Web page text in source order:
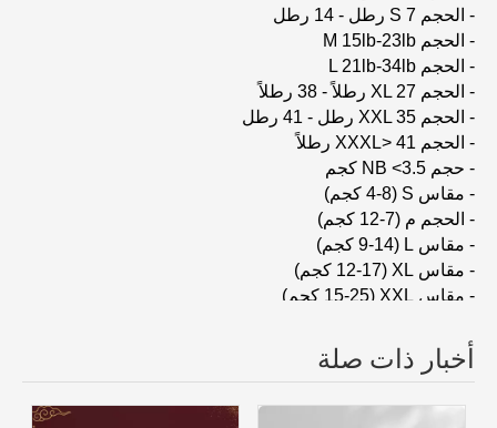
- الحجم S 7 رطل - 14 رطل
- الحجم M 15lb-23lb
- الحجم L 21lb-34lb
- الحجم XL 27 رطلاً - 38 رطلاً
- الحجم XXL 35 رطل - 41 رطل
- الحجم XXXL> 41 رطلاً
- حجم NB <3.5 كجم
- مقاس S (4-8 كجم)
- الحجم م (7-12 كجم)
- مقاس L (9-14 كجم)
- مقاس XL (12-17 كجم)
- مقاس XXL (15-25 كجم)
الوزن أعلاه للإشارة فقط ، يرجى الاختيار وفقًا للوضع الفعلي للطفل
الذي يرتديه.
أخبار ذات صلة